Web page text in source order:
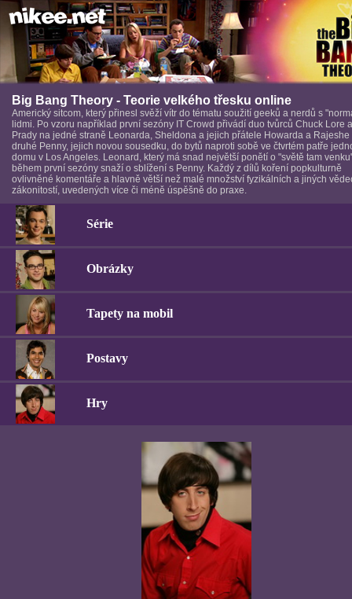
Big Bang Theory - Teorie velkého třesku online
Americký sitcom, který přinesl svěží vítr do tématu soužití geeků a nerdů s
lidmi. Po vzoru například první sezóny IT Crowd přivádí duo tvůrců Chuck Lore
Prady na jedné straně Leonarda, Sheldona a jejich přátele Howarda a Rajeshe
druhé Penny, jejich novou sousedku, do bytů naproti sobě ve čtvrtém patře
domu v Los Angeles. Leonard, který má snad největší ponětí o "světě tam
během první sezóny snaží o sblížení s Penny. Každý z dílů koření popkulturně
ovlivněné komentáře a hlavně větší než malé množství fyzikálních a jiných
zákonitostí, uvedených více či méně úspěšně do praxe.
Série
Obrázky
Tapety na mobil
Postavy
Hry